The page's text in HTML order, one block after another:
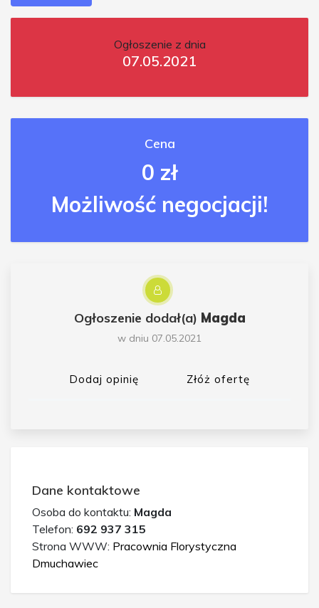
Ogłoszenie z dnia
07.05.2021
Cena
0 zł
Możliwość negocjacji!
Ogłoszenie dodał(a) Magda
w dniu 07.05.2021
Dodaj opinię Złóż ofertę
Dane kontaktowe
Osoba do kontaktu: Magda
Telefon: 692 937 315
Strona WWW: Pracownia Florystyczna
Dmuchawiec